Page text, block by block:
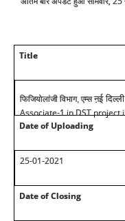
Title
फिजियोलांजी विभाग, एम्सऩई
Associate-1 in DST project
Date of Uploading
25-01-2021
Date of Closing